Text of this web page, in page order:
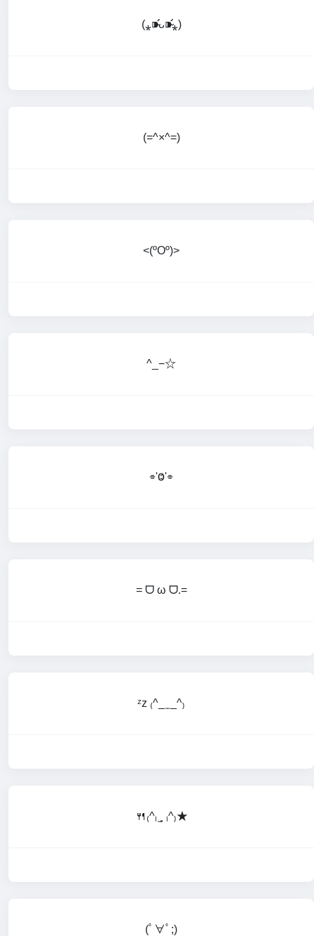
(⁎⁍̴̛ᴗ⁍̴̛⁎)
(=^×^=)
<(ºOº)>
^_−☆
⌯'Ⱉ'⌯
= ᗜ ω ᗜ.=
ᶻz ₍^_ ̫ _^₎
🍴₍^ₗ ̫˳ ₗ^₎★
(ﾟ∀ﾟ;)